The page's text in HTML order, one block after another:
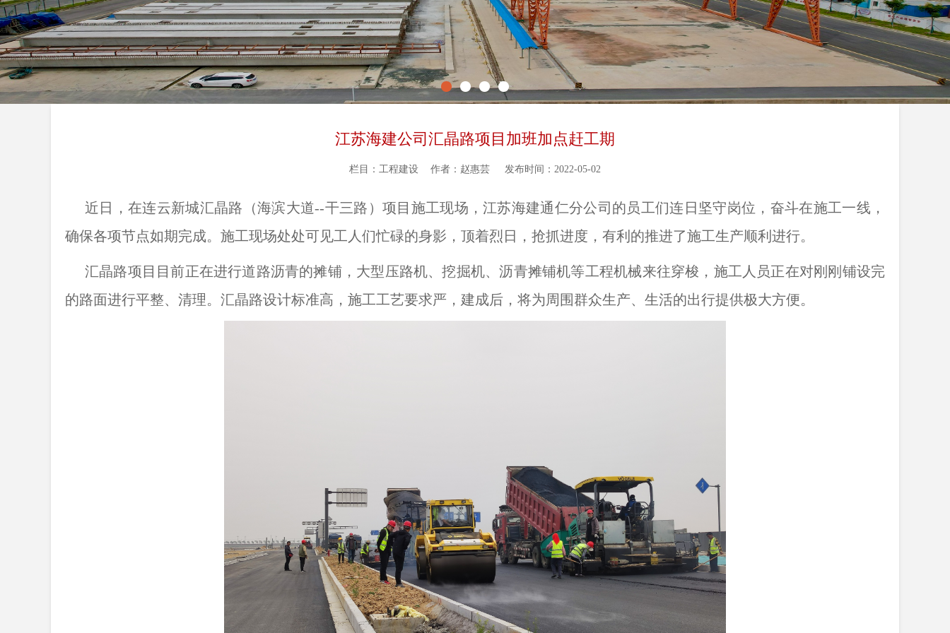
江苏海建公司汇晶路项目加班加点赶工期
栏目：工程建设 作者：赵惠芸 发布时间：2022-05-02
近日，在连云新城汇晶路（海滨大道--干三路）项目施工现场，江苏海建通仁分公司的员工们连日坚守岗位，奋斗在施工一线，
确保各项节点如期完成。施工现场处处可见工人们忙碌的身影，顶着烈日，抢抓进度，有利的推进了施工生产顺利进行。
汇晶路项目目前正在进行道路沥青的摊铺，大型压路机、挖掘机、沥青摊铺机等工程机械来往穿梭，施工人员正在对刚刚铺设完
的路面进行平整、清理。汇晶路设计标准高，施工工艺要求严，建成后，将为周围群众生产、生活的出行提供极大方便。